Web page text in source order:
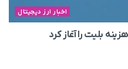
اخبار ارز دیجیتال
بلیت را آغاز کرد